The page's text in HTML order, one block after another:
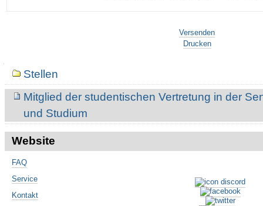
Versenden
Drucken
Navigation
Stellen
Mitglied der studentischen Vertretung in der
und Studium
Website
FAQ
Service
Kontakt